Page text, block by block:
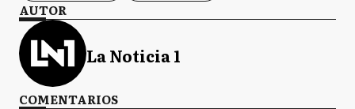
AUTOR
La Noticia 1
COMENTARIOS